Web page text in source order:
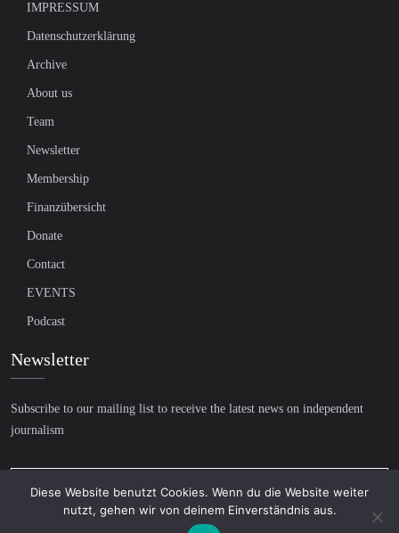
IMPRESSUM
Datenschutzerklärung
Archive
About us
Team
Newsletter
Membership
Finanzübersicht
Donate
Contact
EVENTS
Podcast
Newsletter
Subscribe to our mailing list to receive the latest news on independent
journalism
Diese Website benutzt Cookies. Wenn du die Website weiter
nutzt, gehen wir von deinem Einverständnis aus.